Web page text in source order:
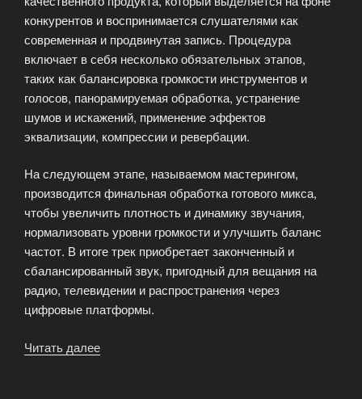
конкурентов и воспринимается слушателями как
современная и продвинутая запись. Процедура
включает в себя несколько обязательных этапов,
таких как балансировка громкости инструментов и
голосов, панорамируемая обработка, устранение
шумов и искажений, применение эффектов
эквализации, компрессии и ревербации.
На следующем этапе, называемом мастерингом,
производится финальная обработка готового микса,
чтобы увеличить плотность и динамику звучания,
нормализовать уровни громкости и улучшить баланс
частот. В итоге трек приобретает законченный и
сбалансированный звук, пригодный для вещания на
радио, телевидении и распространения через
цифровые платформы.
Читать далее